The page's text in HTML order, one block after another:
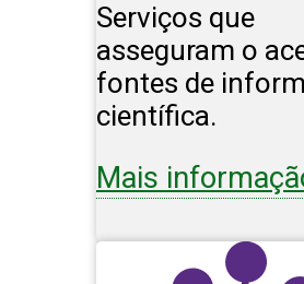
Serviços que
asseguram o
fontes de
científica.
Mais